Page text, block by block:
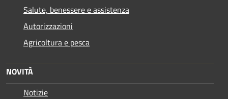
Salute, benessere e assistenza
Autorizzazioni
Agricoltura e pesca
NOVITÀ
Notizie